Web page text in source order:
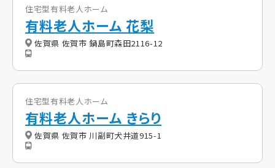
住宅型有料老人ホーム
有料老人ホーム 花梨
佐賀県 佐賀市 鍋島町森田2116-12
住宅型有料老人ホーム
有料老人ホーム きらり
佐賀県 佐賀市 川副町犬井道915-1